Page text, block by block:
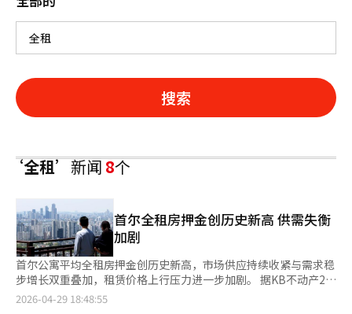
搜索
‘全租’新闻8个
首尔全租房押金创历史新高 供需失衡
加剧
首尔公寓平均全租房押金创历史新高，市场供应持续收紧与需求稳
步增长双重叠加，租赁价格上行压力进一步加剧。 据KB不动产29
日发布的数据，本月首尔公寓平均全租房押金达6.8147亿韩元（约
2026-04-29 18:48:55